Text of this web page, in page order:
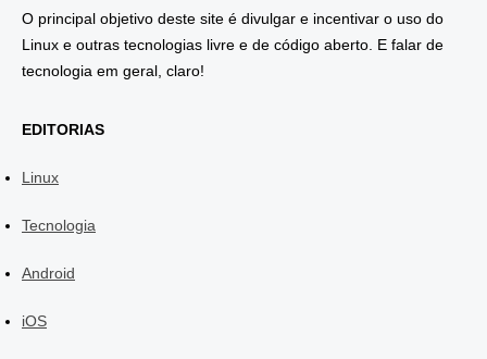
O principal objetivo deste site é divulgar e incentivar o uso do
Linux e outras tecnologias livre e de código aberto. E falar de
tecnologia em geral, claro!
EDITORIAS
Linux
Tecnologia
Android
iOS